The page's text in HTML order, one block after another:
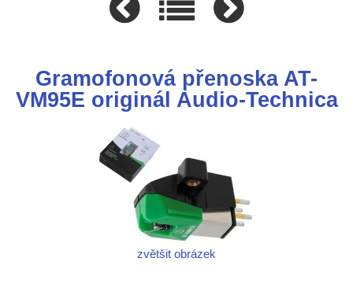
Gramofonová přenoska AT-
VM95E originál Audio-Technica
zvětšit obrázek